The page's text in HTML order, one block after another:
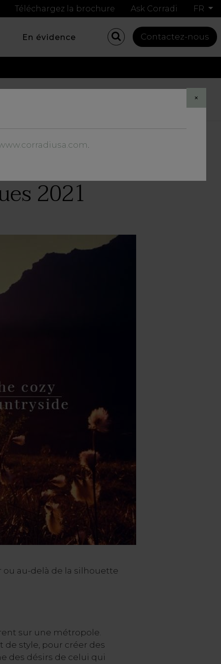
×
.
Téléchargez la brochure Ask Corradi FR
En évidence Contactez-nous
2021
ou au-delà de la silhouette
sur une métropole.
de style, pour créer des
des désirs de celui qui